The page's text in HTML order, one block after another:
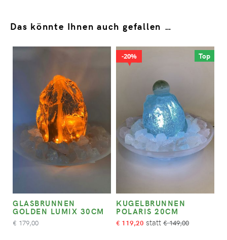
Das könnte Ihnen auch gefallen …
GLASBRUNNEN
GOLDEN LUMIX 30CM
€ 179,00
Top
20%
KUGELBRUNNEN
POLARIS 20CM
€ 119,20 €149,00